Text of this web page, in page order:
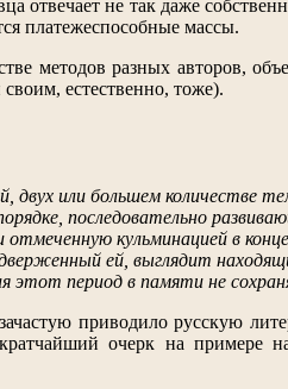
не так даже
платежеспособные массы.
методов разных авторов,
естественно, тоже).
двух или большем количестве
последовательно
кульминацией в
ей, выглядит
этот период в памяти не
приводило русскую
очерк на примере